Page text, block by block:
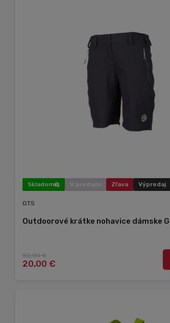
Skladom V predajni Zľava Výpredaj
GTS
Outdoorové krátke nohavice dámske
50,00 €
20,00 €